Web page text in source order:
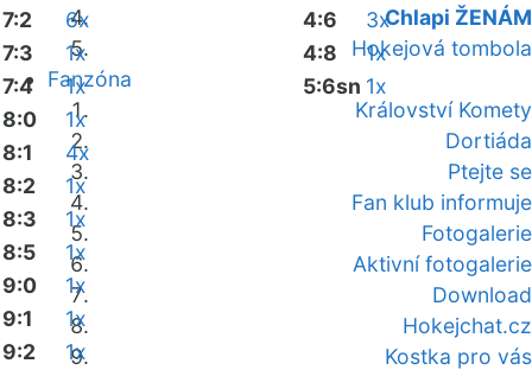
Chlapi ŽENÁM
Hokejová tombola
Fanzóna
Království Komety
Dortiáda
Ptejte se
Fan klub informuje
Fotogalerie
Aktivní fotogalerie
Download
Hokejchat.cz
Kostka pro vás
7:2
6x
7:3
1x
7:4
1x
8:0
1x
8:1
4x
8:2
1x
8:3
1x
8:5
1x
9:0
1x
9:1
1x
9:2
1x
4:6
3x
4:8
1x
5:6sn 1x